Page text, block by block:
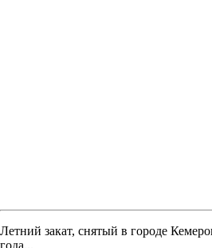
Летний закат, снятый в городе
года...